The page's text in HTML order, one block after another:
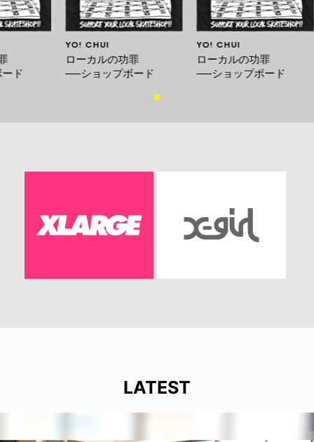
ド
YO! CHUI
ローカルの功罪
──ショップボード
YO! CHUI
ローカルの功罪
──ショップボード
LATEST